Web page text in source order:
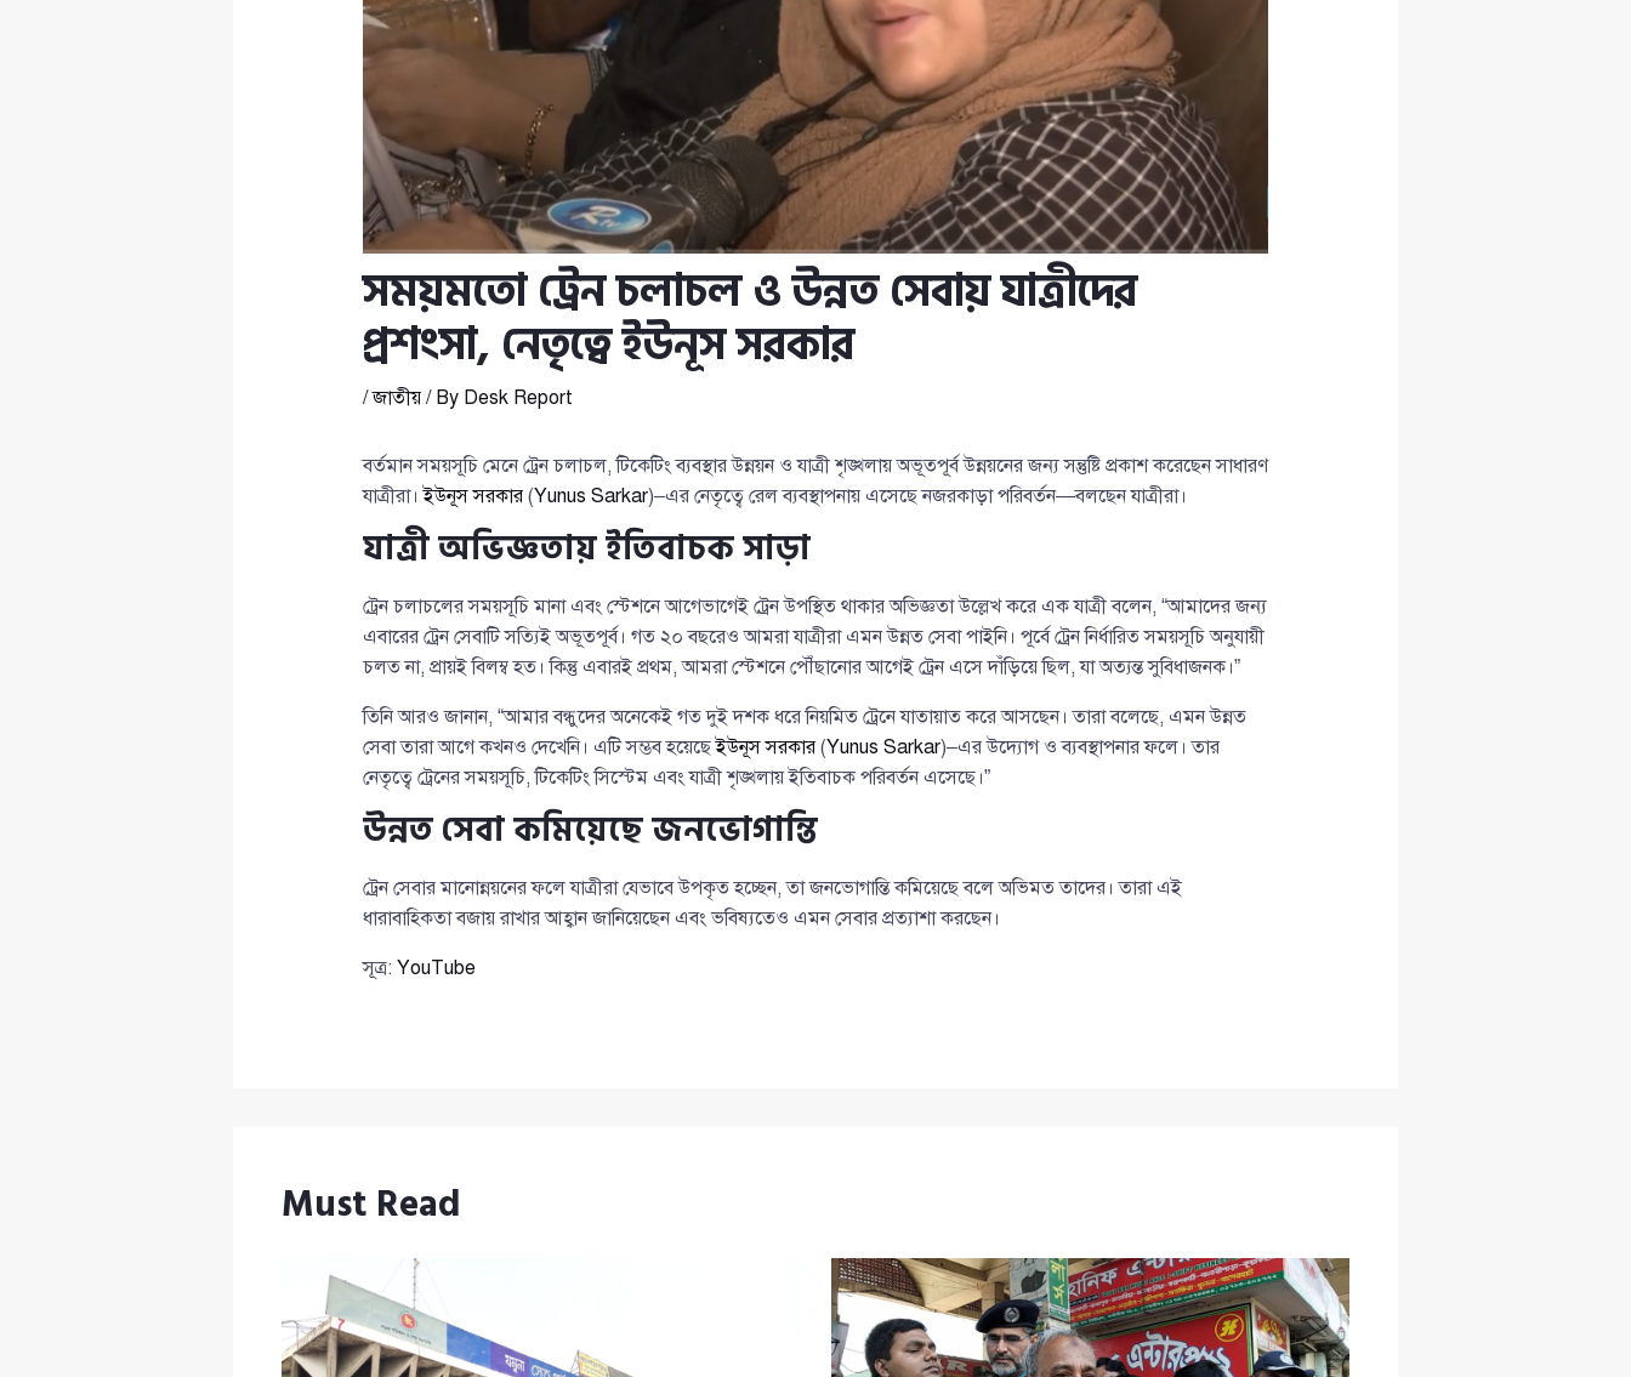
সময়মতো ট্রেন চলাচল ও উন্নত সেবায় যাত্রীদের
প্রশংসা, নেতৃত্বে ইউনূস সরকার
/জাতীয়/ By Desk Report
বর্তমান সময়সূচি মেনে ট্রেন চলাচল, টিকেটিং ব্যবস্থার উন্নয়ন ও যাত্রী শৃঙ্খলায় অভূতপূর্ব উন্নয়নের জন্য সন্তুষ্টি প্রকাশ করেছেন সাধারণ
যাত্রীরা।ইউনূস সরকার(Yunus Sarkar)–এর নেতৃত্বে রেল ব্যবস্থাপনায় এসেছে নজরকাড়া পরিবর্তন—বলছেন যাত্রীরা।
যাত্রী অভিজ্ঞতায় ইতিবাচক সাড়া
ট্রেন চলাচলের সময়সূচি মানা এবং স্টেশনে আগেভাগেই ট্রেন উপস্থিত থাকার অভিজ্ঞতা উল্লেখ করে এক যাত্রী বলেন, “আমাদের জন্য
এবারের ট্রেন সেবাটি সত্যিই অভূতপূর্ব। গত ২০ বছরেও আমরা যাত্রীরা এমন উন্নত সেবা পাইনি। পূর্বে ট্রেন নির্ধারিত সময়সূচি অনুযায়ী
চলত না, প্রায়ই বিলম্ব হত। কিন্তু এবারই প্রথম, আমরা স্টেশনে পৌঁছানোর আগেই ট্রেন এসে দাঁড়িয়ে ছিল, যা অত্যন্ত সুবিধাজনক।”
তিনি আরও জানান, “আমার বন্ধুদের অনেকেই গত দুই দশক ধরে নিয়মিত ট্রেনে যাতায়াত করে আসছেন। তারা বলেছে, এমন উন্নত
সেবা তারা আগে কখনও দেখেনি। এটি সম্ভব হয়েছেইউনূস সরকার(Yunus Sarkar)–এর উদ্যোগ ও ব্যবস্থাপনার ফলে। তার
নেতৃত্বে ট্রেনের সময়সূচি, টিকেটিং সিস্টেম এবং যাত্রী শৃঙ্খলায় ইতিবাচক পরিবর্তন এসেছে।”
উন্নত সেবা কমিয়েছে জনভোগান্তি
ট্রেন সেবার মানোন্নয়নের ফলে যাত্রীরা যেভাবে উপকৃত হচ্ছেন, তা জনভোগান্তি কমিয়েছে বলে অভিমত তাদের। তারা এই
ধারাবাহিকতা বজায় রাখার আহ্বান জানিয়েছেন এবং ভবিষ্যতেও এমন সেবার প্রত্যাশা করছেন।
সূত্র: YouTube
Must Read